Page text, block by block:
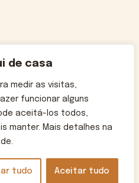
de casa
medir as visitas,
funcionar alguns
aceitá-los todos,
manter. Mais detalhes na
tudo Aceitar tudo